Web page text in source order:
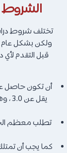
الشروط
تختلف شروط
ولكن بشكل عام
قبل التقدم